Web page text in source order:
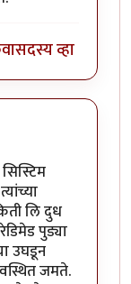
सदस्य व्हा
चहा च्या विषयी
लि दुध
पुड्या
उघडून
जमते.